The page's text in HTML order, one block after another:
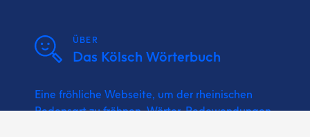
ÜBER
Das Kölsch Wörterbuch
Eine fröhliche Webseite, um der rheinischen
Redensart zu fröhnen. Wörter, Redewendungen,